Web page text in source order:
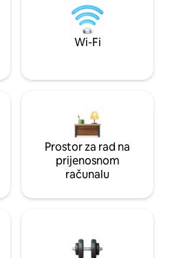
Wi-Fi
Prostor za rad na
prijenosnom
računalu